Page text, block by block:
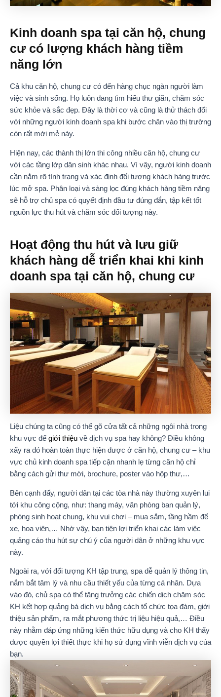
Kinh doanh spa tại căn hộ, chung
cư có lượng khách hàng tiềm
năng lớn
Cả khu căn hộ, chung cư có đến hàng chục ngàn người làm
việc và sinh sống. Họ luôn đang tìm hiểu thư giãn, chăm sóc
sức khỏe và sắc đẹp. Đây là thời cơ và cũng là thử thách đối
với những người kinh doanh spa khi bước chân vào thị trường
còn rất mới mẻ này.
Hiện nay, các thành thị lớn thi công nhiều căn hộ, chung cư
với các tầng lớp dân sinh khác nhau. Vì vậy, người kinh doanh
cần nắm rõ tình trạng và xác định đối tượng khách hàng trước
lúc mở spa. Phân loại và sàng lọc đúng khách hàng tiềm năng
sẽ hỗ trợ chủ spa có quyết định đầu tư đúng đắn, tập kết tốt
nguồn lực thu hút và chăm sóc đối tượng này.
Hoạt động thu hút và lưu giữ
khách hàng dễ triển khai khi kinh
doanh spa tại căn hộ, chung cư
Liệu chúng ta cũng có thể gõ cửa tất cả những ngôi nhà trong
khu vực để giới thiệu về dịch vụ spa hay không? Điều không
xẩy ra đó hoàn toàn thực hiện được ở căn hộ, chung cư – khu
vực chủ kinh doanh spa tiếp cận nhanh lẹ từng căn hộ chỉ
bằng cách gửi thư mời, brochure, poster vào hộp thư,…
Bên cạnh đấy, người dân tại các tòa nhà này thường xuyên lui
tới khu công cộng, như: thang máy, văn phòng ban quản lý,
phòng sinh hoạt chung, khu vui chơi – mua sắm, tầng hầm để
xe, hoa viên,… Nhờ vậy, bạn tiện lợi triển khai các làm việc
quảng cáo thu hút sự chú ý của người dân ở những khu vực
này.
Ngoài ra, với đối tượng KH tập trung, spa dễ quản lý thông tin,
nắm bắt tâm lý và nhu cầu thiết yếu của từng cá nhân. Dựa
vào đó, chủ spa có thể tăng trưởng các chiến dịch chăm sóc
KH kết hợp quảng bá dịch vụ bằng cách tổ chức tọa đàm, giới
thiệu sản phẩm, ra mắt phương thức trị liệu hiệu quả,… Điều
này nhằm đáp ứng những kiến thức hữu dụng và cho KH thấy
được quyền lợi thiết thực khi họ sử dụng vĩnh viễn dịch vụ của
bạn.